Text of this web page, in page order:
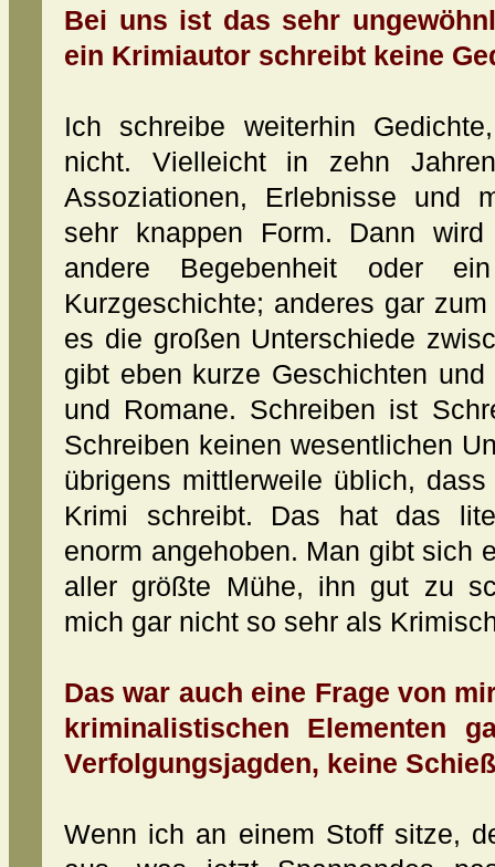
Bei uns ist das sehr
ein Krimiautor schreibt keine
Ich schreibe weiterhin
nicht. Vielleicht in zehn
Assoziationen, Erlebnisse und
sehr knappen Form. Dann
andere Begebenheit oder
Kurzgeschichte; anderes gar
es die großen Unterschiede
gibt eben kurze Geschichten
und Romane. Schreiben ist
Schreiben keinen wesentlichen
übrigens mittlerweile üblich,
Krimi schreibt. Das hat das
enorm angehoben. Man gibt sich
aller größte Mühe, ihn gut zu
mich gar nicht so sehr als
Das war auch eine Frage von
kriminalistischen Elementen
Verfolgungsjagden, keine
Wenn ich an einem Stoff sitze,